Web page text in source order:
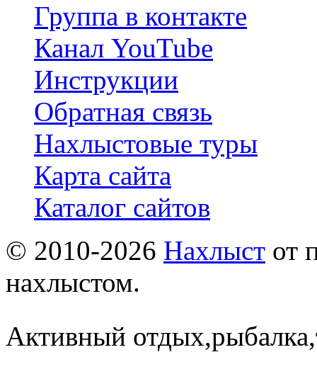
Группа в контакте
Канал YouTube
Инструкции
Обратная связь
Нахлыстовые туры
Карта сайта
Каталог сайтов
© 2010-2026 Нахлыст от
нахлыстом.
Активный